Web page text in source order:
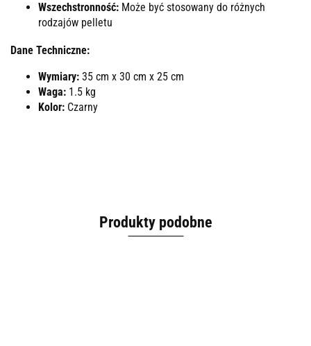
Wszechstronność: Może być stosowany do różnych
rodzajów pelletu
Dane Techniczne:
Wymiary: 35 cm x 30 cm x 25 cm
Waga: 1.5 kg
Kolor: Czarny
Produkty podobne